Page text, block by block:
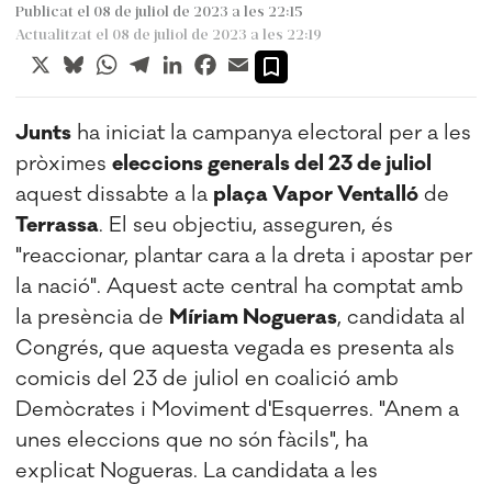
Publicat el 08 de juliol de 2023 a les 22:15
Actualitzat el 08 de juliol de 2023 a les 22:19
X BlueskyWhatsApp
TelegramLinkedInFacebook
Email
Junts ha iniciat la campanya electoral per a les
pròximeseleccions generals del 23 de juliol
aquest dissabte a la plaça Vapor Ventalló de
Terrassa. El seu objectiu, asseguren, és
"reaccionar, plantar cara a la dreta i apostar per
la nació". Aquest acte central ha comptat amb
la presència de Míriam Nogueras, candidata al
Congrés, que aquesta vegada es presenta als
comicis del 23 de juliol en coalició amb
Demòcrates i Moviment d'Esquerres. "Anem a
unes eleccions que no són fàcils", ha
explicat Nogueras. La candidata a les